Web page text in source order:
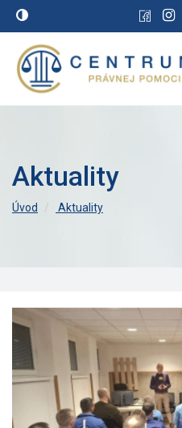
Aktuality
Úvod Aktuality